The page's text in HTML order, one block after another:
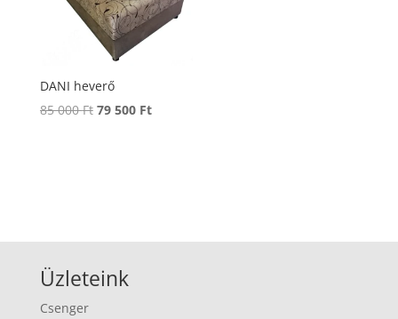
DANI heverő
85 000Ft Original
79 500 FtCurrent
Üzleteink
Csenger